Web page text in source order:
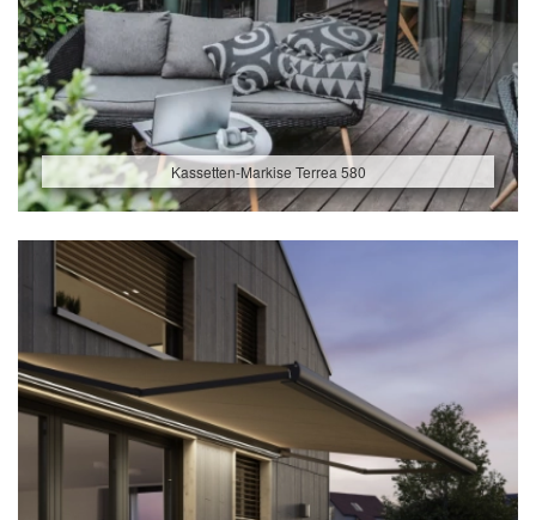
Kassetten-Markise Terrea 580